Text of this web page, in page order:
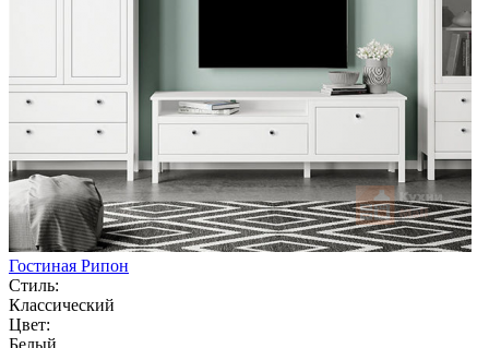
Гостиная Рипон
Стиль:
Классический
Цвет:
Белый